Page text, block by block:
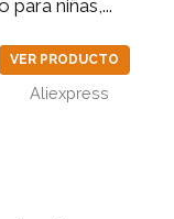
niñas,...
VER PRODUCTO
Aliexpress